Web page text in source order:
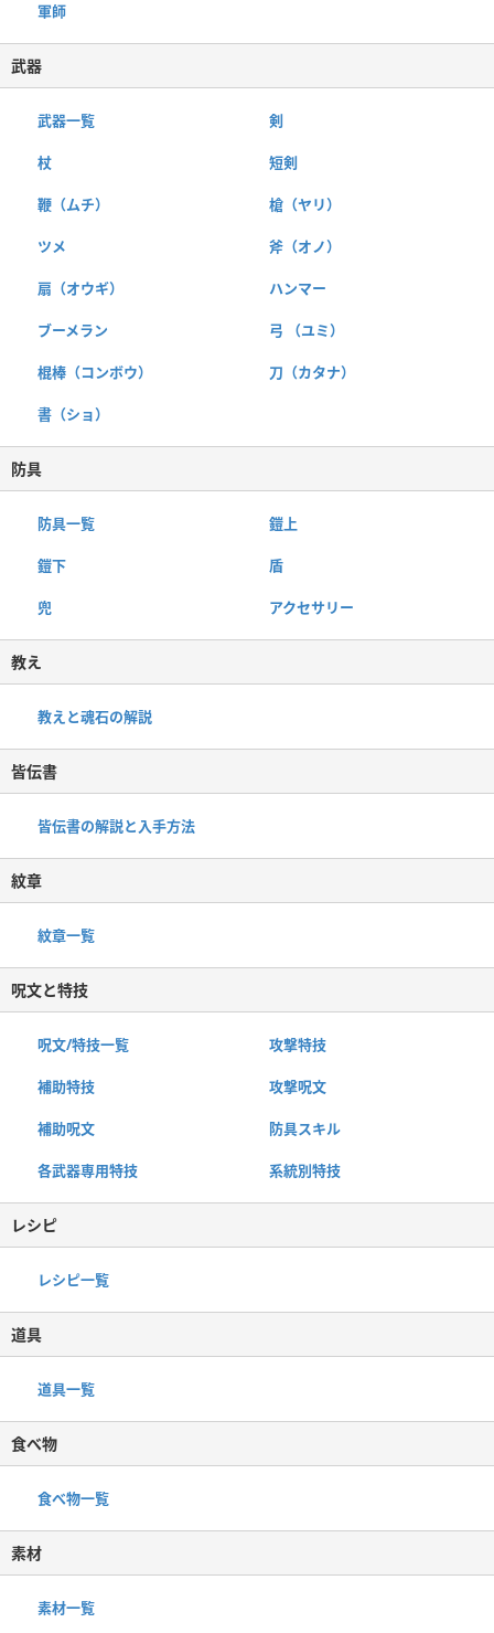
軍師
武器
武器一覧 剣
杖 短剣
鞭（ムチ） 槍（ヤリ）
ツメ 斧（オノ）
扇（オウギ） ハンマー
ブーメラン 弓 （ユミ）
棍棒（コンボウ） 刀（カタナ）
書（ショ）
防具
防具一覧 鎧上
鎧下 盾
兜 アクセサリー
教え
教えと魂石の解説
皆伝書
皆伝書の解説と入手方法
紋章
紋章一覧
呪文と特技
呪文/特技一覧 攻撃特技
補助特技 攻撃呪文
補助呪文 防具スキル
各武器専用特技 系統別特技
レシピ
レシピ一覧
道具
道具一覧
食べ物
食べ物一覧
素材
素材一覧